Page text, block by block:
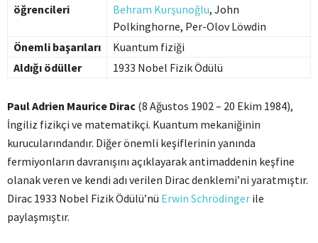
öğrencileri
Behram Kurşunoğlu, John
Polkinghorne, Per-Olov Löwdin
Önemli başarıları
Kuantum fiziği
Aldığı ödüller
1933 Nobel Fizik Ödülü
Paul Adrien Maurice Dirac (8 Ağustos 1902 – 20 Ekim 1984),
İngiliz fizikçi ve matematikçi. Kuantum mekaniğinin
kurucularındandır. Diğer önemli keşiflerinin yanında
fermiyonların davranışını açıklayarak antimaddenin keşfine
olanak veren ve kendi adı verilen Dirac denklemi’ni yaratmıştır.
Dirac 1933 Nobel Fizik Ödülü’nü Erwin Schrödinger ile
paylaşmıştır.